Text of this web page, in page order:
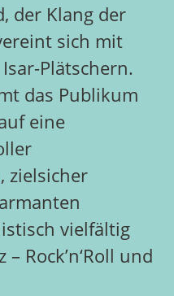
der Klang der
sich mit
Plätschern.
das Publikum
eine
zielsicher
vielfältig
Rock’n‘Roll und